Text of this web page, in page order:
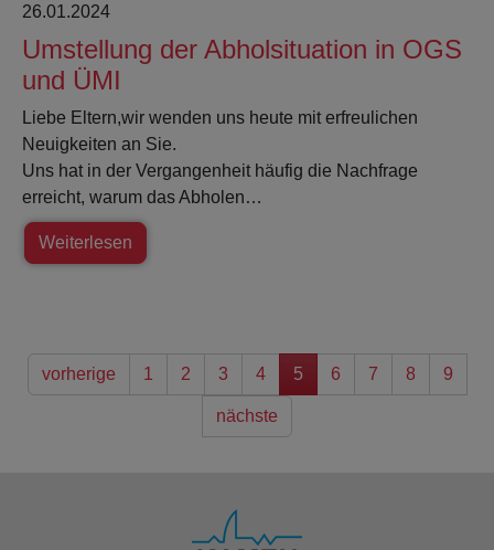
26.01.2024
Umstellung der Abholsituation in OGS
und ÜMI
Liebe Eltern,wir wenden uns heute mit erfreulichen
Neuigkeiten an Sie.
Uns hat in der Vergangenheit häufig die Nachfrage
erreicht, warum das Abholen…
Weiterlesen
vorherige 1 2 3 4 5 6 7 8 9
nächste